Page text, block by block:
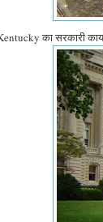
का सरकारी